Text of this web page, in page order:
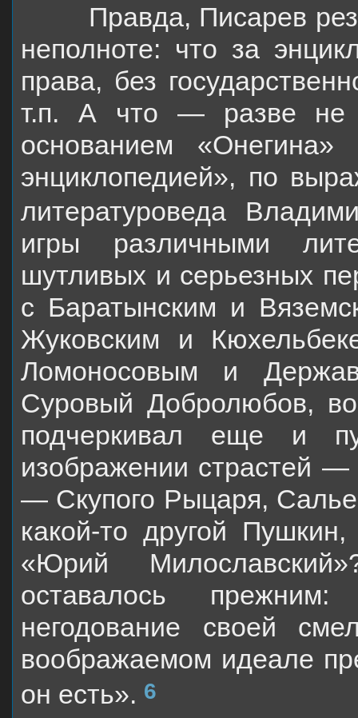
Правда, Писарев
неполноте: что за
права, без
т.п. А что — разве не
основанием
энциклопедией», по
литературоведа
игры различными
шутливых и серьезных
с Баратынским и
Жуковским и
Ломоносовым и
Суровый Добролюбов,
подчеркивал еще и
изображении страстей
— Скупого Рыцаря,
какой-то другой
«Юрий
оставалось
негодование своей
воображаемом идеале
он есть». 6